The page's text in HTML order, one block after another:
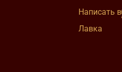
Написать в
Лавка